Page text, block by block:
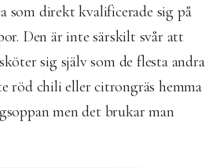
som direkt kvalificerade sig på
Den är inte särskilt svår att
sig själv som de flesta andra
röd chili eller citrongräs hemma
men det brukar man